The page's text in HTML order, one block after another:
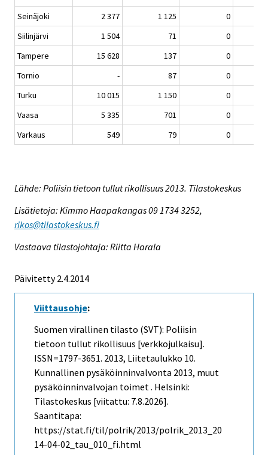
Seinäjoki
2 377 1 125
0
Siilinjärvi
1 504 71
0
Tampere
15 628 137
0
Tornio
- 87
0
Turku
10 015 1 150 0
Vaasa
5 335 701
0
Varkaus
549 79 0
Lähde: Poliisin tietoon tullut rikollisuus 2013. Tilastokeskus
Lisätietoja: Kimmo Haapakangas 09 1734 3252,
rikos@tilastokeskus.fi
Vastaava tilastojohtaja: Riitta Harala
Päivitetty 2.4.2014
Viittausohje:
Suomen virallinen tilasto (SVT): Poliisin
tietoon tullut rikollisuus [verkkojulkaisu].
ISSN=1797-3651. 2013, Liitetaulukko 10.
Kunnallinen pysäköinninvalvonta 2013, muut
pysäköinninvalvojan toimet . Helsinki:
Tilastokeskus [viitattu: 7.8.2026].
Saantitapa:
https://stat.fi/til/polrik/2013/polrik_2013_20
14-04-02_tau_010_fi.html